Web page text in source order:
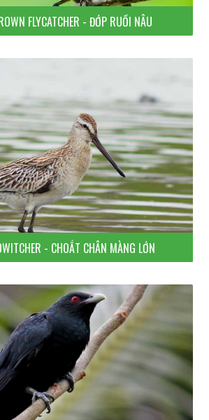
FLYCATCHER - ĐỚP RUỒI NÂU
- CHOẮT CHÂN MÀNG LỚN